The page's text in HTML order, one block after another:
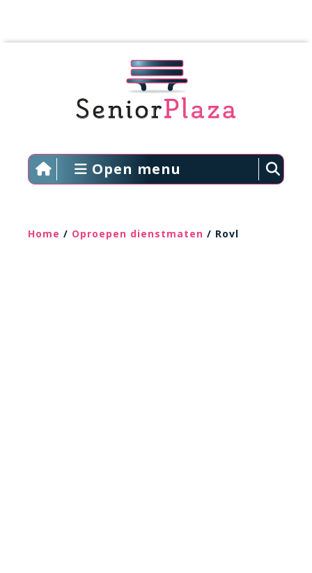
Open menu
Home / Oproepen dienstmaten / Rovl